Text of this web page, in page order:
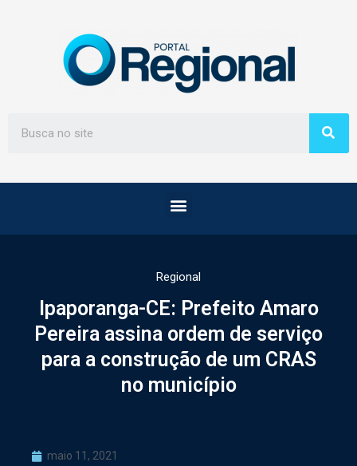
Regional
Ipaporanga-CE: Prefeito Amaro
Pereira assina ordem de serviço
para a construção de um CRAS
no município
maio 11, 2021